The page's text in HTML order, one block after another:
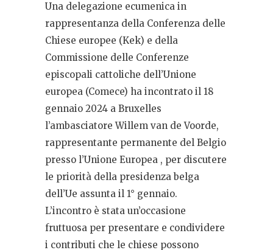
Una delegazione ecumenica in
rappresentanza della Conferenza delle
Chiese europee (Kek) e della
Commissione delle Conferenze
episcopali cattoliche dell’Unione
europea (Comece) ha incontrato il 18
gennaio 2024 a Bruxelles
l’ambasciatore Willem van de Voorde,
rappresentante permanente del Belgio
presso l’Unione Europea , per discutere
le priorità della presidenza belga
dell’Ue assunta il 1° gennaio.
L’incontro è stata un’occasione
fruttuosa per presentare e condividere
i contributi che le chiese possono